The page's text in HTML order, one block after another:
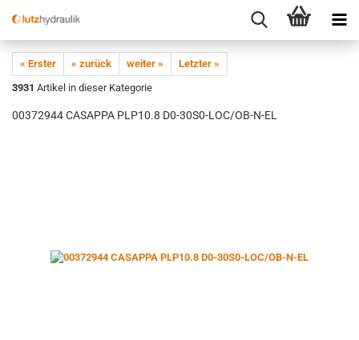
« Erster « zurück weiter »
Letzter »
3931 Artikel in dieser Kategorie
00372944 CASAPPA PLP10.8 D0-30S0-LOC/OB-N-EL